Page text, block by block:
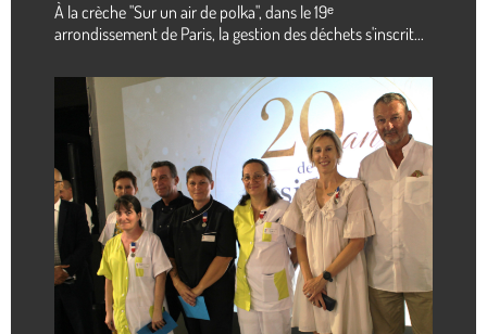
À la crèche "Sur un air de polka", dans le 19ᵉ
arrondissement de Paris, la gestion des déchets s'inscrit...